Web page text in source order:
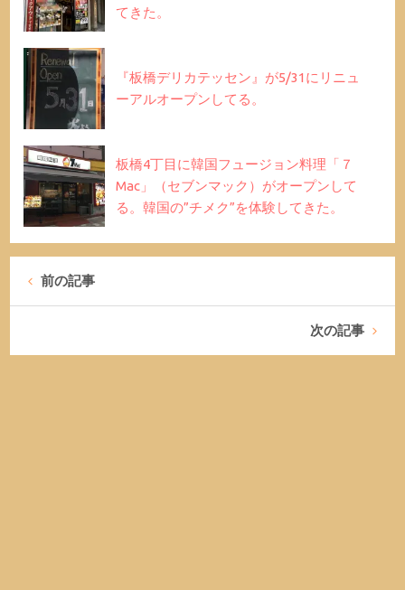
てきた。
『板橋デリカテッセン』が5/31にリニュ
ーアルオープンしてる。
板橋4丁目に韓国フュージョン料理「７
Mac」（セブンマック）がオープンして
る。韓国の”チメク”を体験してきた。
前の記事
次の記事